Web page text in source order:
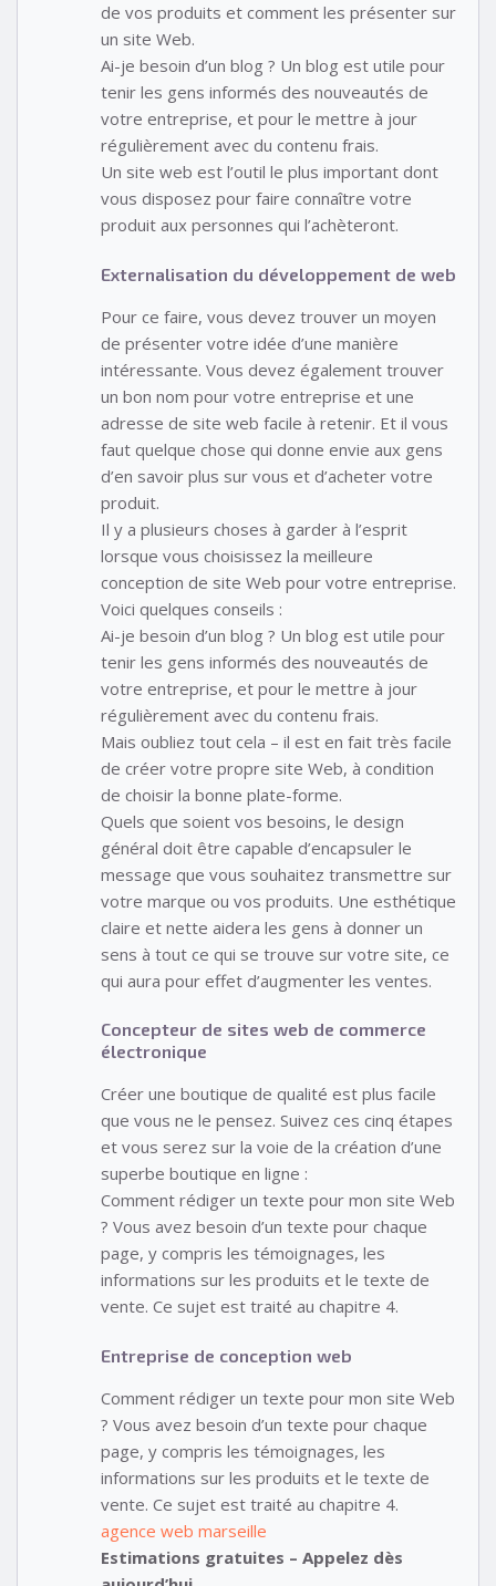
de vos produits et comment les présenter sur
un site Web.
Ai-je besoin d’un blog ? Un blog est utile pour
tenir les gens informés des nouveautés de
votre entreprise, et pour le mettre à jour
régulièrement avec du contenu frais.
Un site web est l’outil le plus important dont
vous disposez pour faire connaître votre
produit aux personnes qui l’achèteront.
Externalisation du développement de web
Pour ce faire, vous devez trouver un moyen
de présenter votre idée d’une manière
intéressante. Vous devez également trouver
un bon nom pour votre entreprise et une
adresse de site web facile à retenir. Et il vous
faut quelque chose qui donne envie aux gens
d’en savoir plus sur vous et d’acheter votre
produit.
Il y a plusieurs choses à garder à l’esprit
lorsque vous choisissez la meilleure
conception de site Web pour votre entreprise.
Voici quelques conseils :
Ai-je besoin d’un blog ? Un blog est utile pour
tenir les gens informés des nouveautés de
votre entreprise, et pour le mettre à jour
régulièrement avec du contenu frais.
Mais oubliez tout cela – il est en fait très facile
de créer votre propre site Web, à condition
de choisir la bonne plate-forme.
Quels que soient vos besoins, le design
général doit être capable d’encapsuler le
message que vous souhaitez transmettre sur
votre marque ou vos produits. Une esthétique
claire et nette aidera les gens à donner un
sens à tout ce qui se trouve sur votre site, ce
qui aura pour effet d’augmenter les ventes.
Concepteur de sites web de commerce
électronique
Créer une boutique de qualité est plus facile
que vous ne le pensez. Suivez ces cinq étapes
et vous serez sur la voie de la création d’une
superbe boutique en ligne :
Comment rédiger un texte pour mon site Web
? Vous avez besoin d’un texte pour chaque
page, y compris les témoignages, les
informations sur les produits et le texte de
vente. Ce sujet est traité au chapitre 4.
Entreprise de conception web
Comment rédiger un texte pour mon site Web
? Vous avez besoin d’un texte pour chaque
page, y compris les témoignages, les
informations sur les produits et le texte de
vente. Ce sujet est traité au chapitre 4.
agence web marseille
Estimations gratuites – Appelez dès